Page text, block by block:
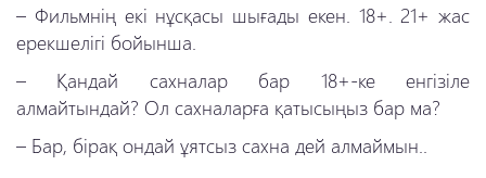
– Фильмнің екі нұсқасы шығады екен. 18+. 21+ жас
ерекшелігі бойынша.
–
Қандай сахналар бар 18+-ке енгізіле
алмайтындай? Ол сахналарға қатысыңыз бар ма?
– Бар, бірақ ондай ұятсыз сахна дей алмаймын..